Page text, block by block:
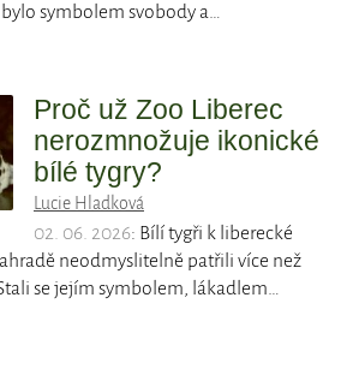
symbolem svobody a…
Proč už Zoo Liberec
nerozmnožuje ikonické
bílé tygry?
Lucie Hladková
02. 06. 2026: Bílí tygři k liberecké
neodmyslitelně patřili více než
se jejím symbolem, lákadlem…